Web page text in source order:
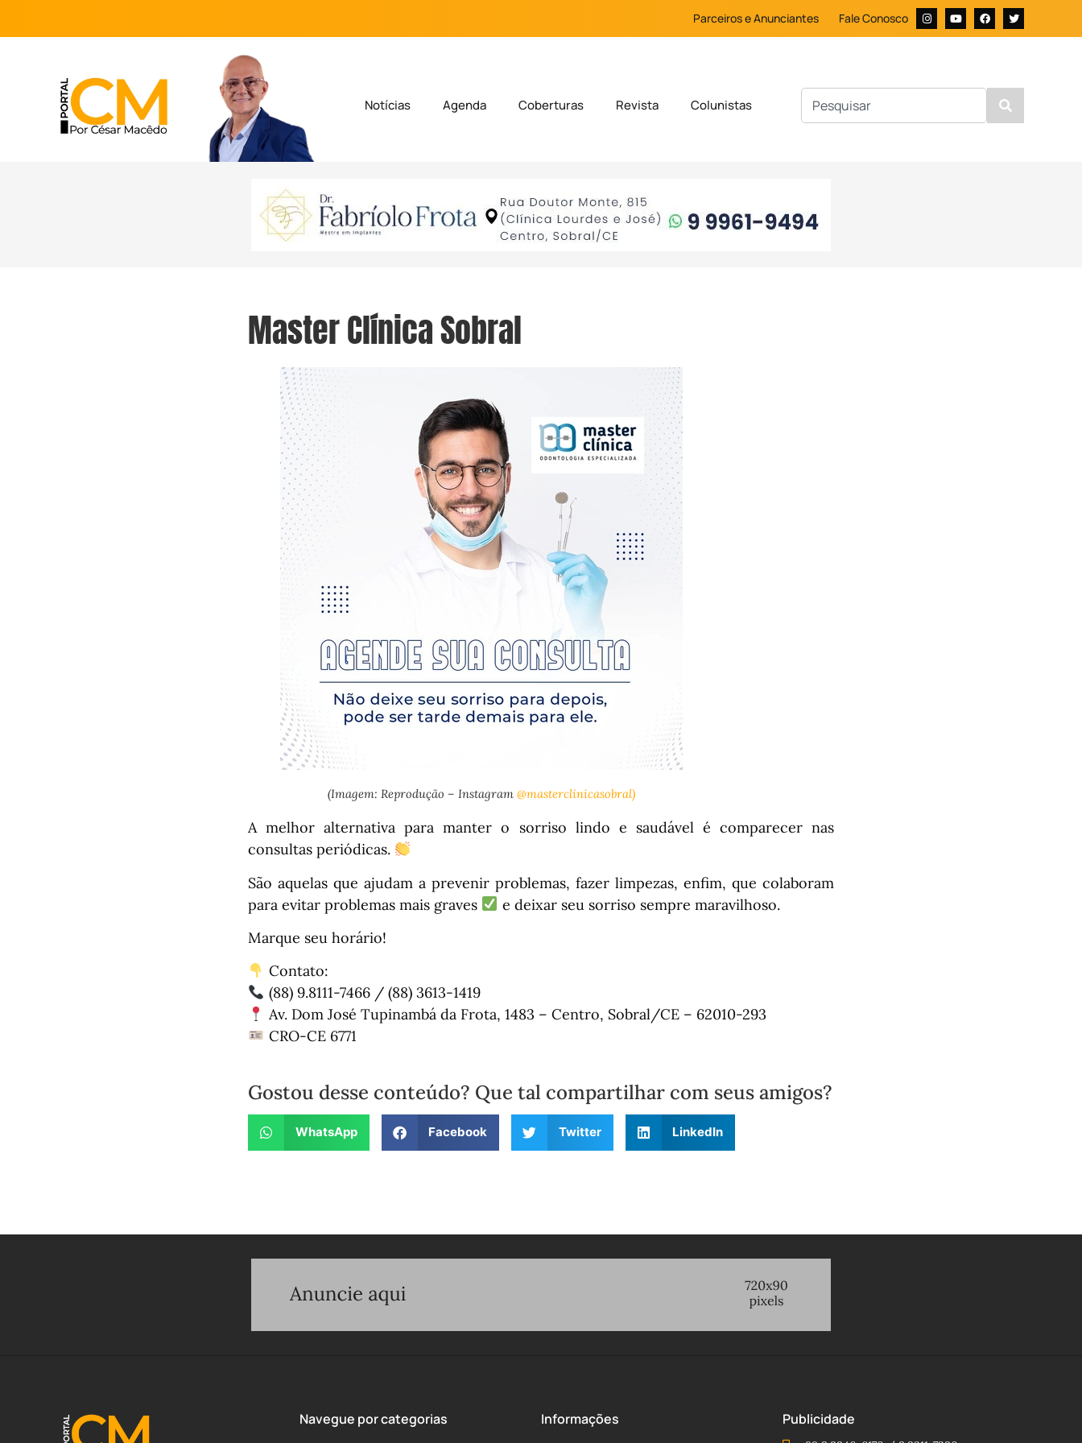
Parceiros e Anunciantes Fale Conosco
Notícias Agenda Coberturas Revista Colunistas
Master Clínica Sobral
(Imagem: Reprodução – Instagram @masterclinicasobral)
A melhor alternativa para manter o sorriso lindo e saudável é comparecer nas
consultas periódicas.
São aquelas que ajudam a prevenir problemas, fazer limpezas, enfim, que colaboram
para evitar problemas mais graves
e deixar seu sorriso sempre maravilhoso.
Marque seu horário!
Contato:
(88) 9.8111-7466 / (88) 3613-1419
Av. Dom José Tupinambá da Frota, 1483 – Centro, Sobral/CE – 62010-293
CRO-CE 6771
Gostou desse conteúdo? Que tal compartilhar com seus amigos?
WhatsApp Facebook Twitter LinkedIn
Navegue por categorias Informações Publicidade